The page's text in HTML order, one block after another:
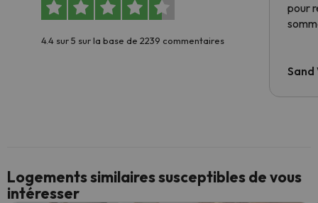
4.4 sur 5 sur la base de 2239 commentaires
pour
Sand
Logements similaires susceptibles de vous
intéresser